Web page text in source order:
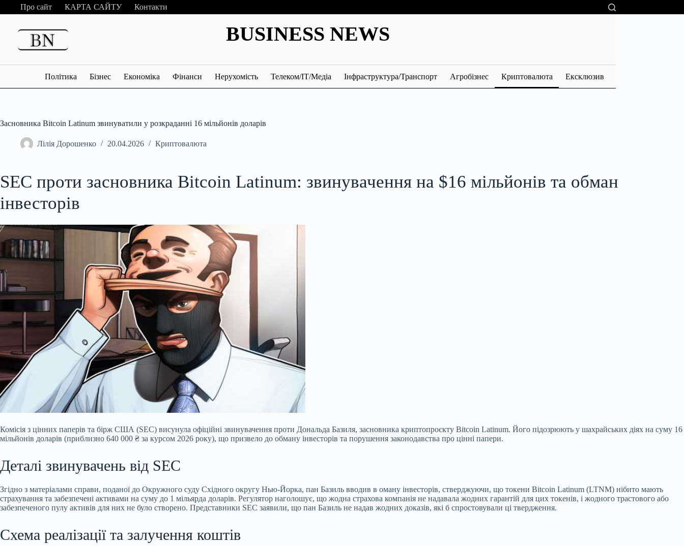
Перейти
до
Про сайт КАРТА САЙТУ Контакти
BUSINESS NEWS
Політика Бізнес Економіка Фінанси Нерухомість Телеком/ІТ/Медіа Інфраструктура/Транспорт Агробізнес Криптовалюта Ексклюзив
Засновника Bitcoin Latinum звинуватили у розкраданні 16 мільйонів доларів
Лілія Дорошенко 20.04.2026 Криптовалюта
SEC проти засновника Bitcoin Latinum: звинувачення на $16 мільйонів та обман
інвесторів
Комісія з цінних паперів та бірж США (SEC) висунула офіційні звинувачення проти Дональда Базиля, засновника криптопроєкту Bitcoin Latinum. Його підозрюють у шахрайських діях на суму 16
мільйонів доларів (приблизно 640 000 ₴ за курсом 2026 року), що призвело до обману інвесторів та порушення законодавства про цінні папери.
Деталі звинувачень від SEC
Згідно з матеріалами справи, поданої до Окружного суду Східного округу Нью-Йорка, пан Базиль вводив в оману інвесторів, стверджуючи, що токени Bitcoin Latinum (LTNM) нібито мають
страхування та забезпечені активами на суму до 1 мільярда доларів. Регулятор наголошує, що жодна страхова компанія не надавала жодних гарантій для цих токенів, і жодного трастового або
забезпеченого пулу активів для них не було створено. Представники SEC заявили, що пан Базиль не надав жодних доказів, які б спростовували ці твердження.
Схема реалізації та залучення коштів